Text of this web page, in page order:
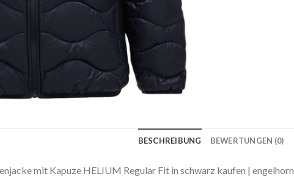
BESCHREIBUNG BEWERTUNGEN (0)
mit Kapuze HELIUM Regular Fit in schwarz kaufen | engelhorn